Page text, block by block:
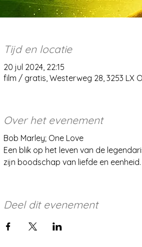
Tijd en locatie
20 jul 2024, 22:15
film / gratis, Westerweg 28, 3253 LX
Over het evenement
Bob Marley; One Love
Een blik op het leven van de
zijn boodschap van liefde en eenheid.
Deel dit evenement